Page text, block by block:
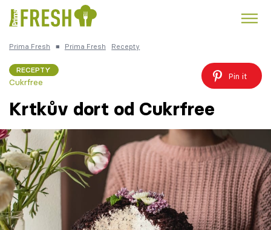
Česká kuchyně
Témata
Recepty
Články
Prima Fresh ■ Prima Fresh Recepty
RECEPTY
Cukrfree
Pin it
Krtkův dort od Cukrfree